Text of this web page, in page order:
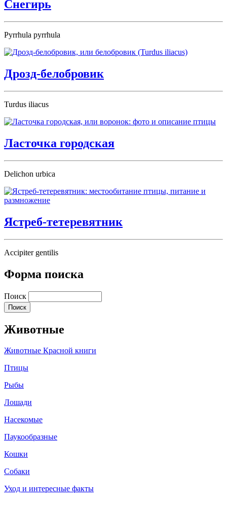
Снегирь
Pyrrhula pyrrhula
Дрозд-белобровик
Turdus iliacus
Ласточка городская
Delichon urbica
Ястреб-тетеревятник
Accipiter gentilis
Форма поиска
Поиск
Животные
Животные Красной книги
Птицы
Рыбы
Лошади
Насекомые
Паукообразные
Кошки
Собаки
Уход и интересные факты